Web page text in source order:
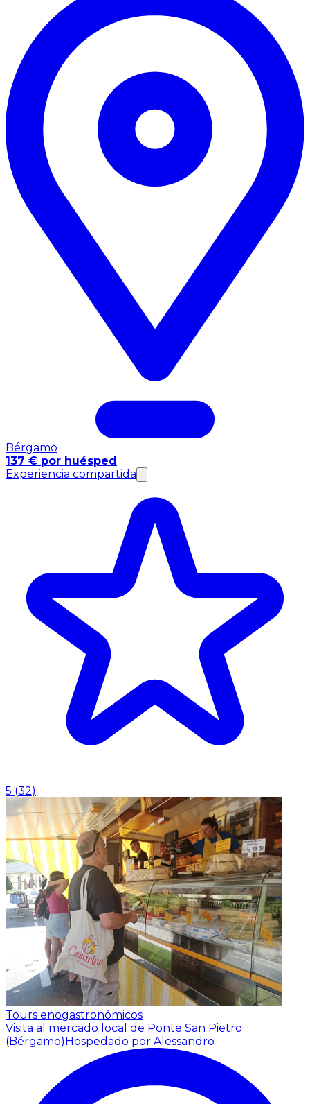
Bérgamo
137 € por huésped
Experiencia compartida
5 (32)
Tours enogastronómicos
Visita al mercado local de Ponte San Pietro
(Bérgamo)Hospedado por Alessandro